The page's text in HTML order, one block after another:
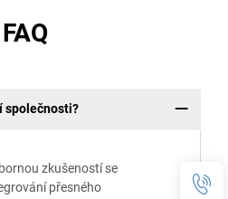
FAQ
společnosti?
zkušeností se
přesného